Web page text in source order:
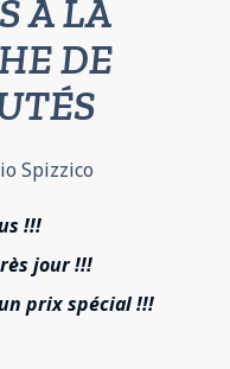
À LA
DE
Spizzico
!!!
jour !!!
prix spécial !!!